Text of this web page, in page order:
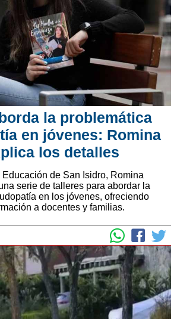
la problemática
en jóvenes: Romina
los detalles
Educación de San Isidro, Romina
serie de talleres para abordar la
en los jóvenes, ofreciendo
a docentes y familias.